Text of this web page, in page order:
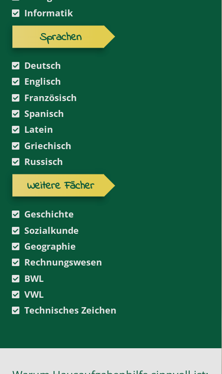
Informatik
Sprachen
Deutsch
Englisch
Französisch
Spanisch
Latein
Griechisch
Russisch
Weitere Fächer
Geschichte
Sozialkunde
Geographie
Rechnungswesen
BWL
VWL
Technisches Zeichen